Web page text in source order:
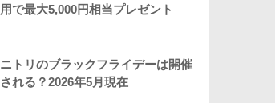
用で最大5,000円相当プレゼント
ニトリのブラックフライデーは開催
される？2026年5月現在